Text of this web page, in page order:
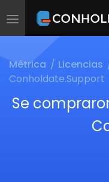
Toggle
Métrica Licencias
Conholdate.Support
Se